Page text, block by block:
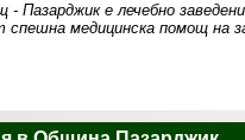
Пазарджик е лечебно
медицинска помощ на